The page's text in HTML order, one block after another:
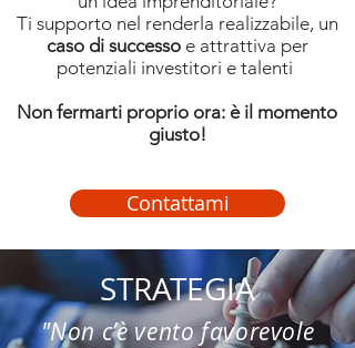
Ti supporto nel renderla realizzabile, un
caso di successoe attrattiva per
potenziali investitori e talenti
Non fermarti proprio ora: è il momento
giusto!
Contattami
STRATEGIA
"Non c’è vento favorevole